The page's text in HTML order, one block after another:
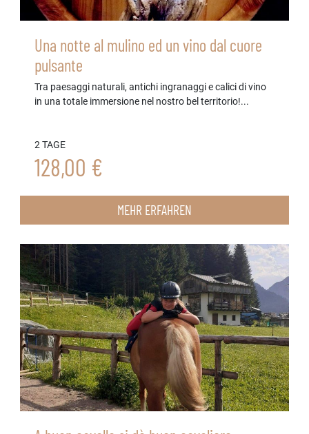
Una notte al mulino ed un vino dal cuore
pulsante
Tra paesaggi naturali, antichi ingranaggi e calici di vino
in una totale immersione nel nostro bel territorio!...
2 TAGE
128,00 €
MEHR ERFAHREN